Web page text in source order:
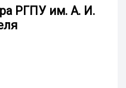
РГПУ им. А. И.